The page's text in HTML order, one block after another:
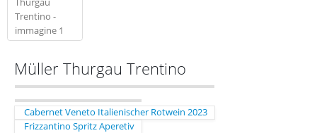
Müller Thurgau Trentino
Cabernet Veneto Italienischer Rotwein 2023
Frizzantino Spritz Aperetiv